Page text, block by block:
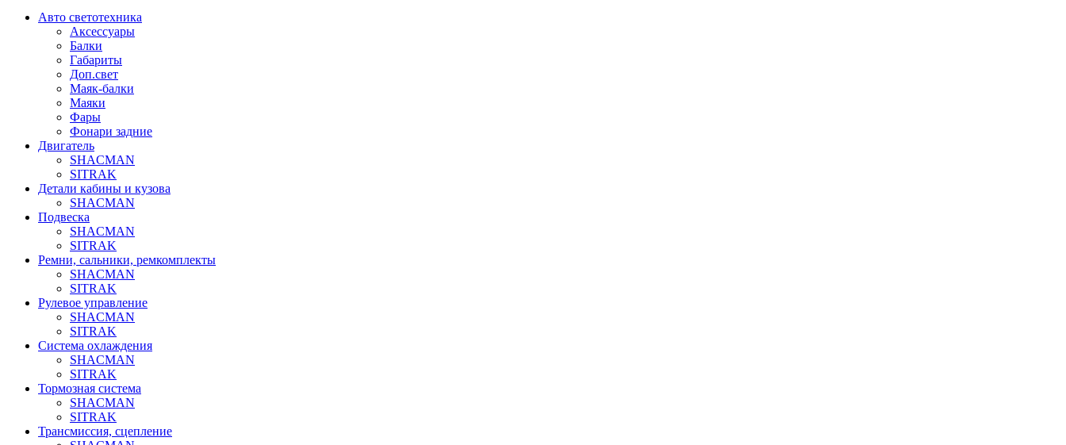
Авто светотехника
Аксессуары
Балки
Габариты
Доп.свет
Маяк-балки
Маяки
Фары
Фонари задние
Двигатель
SHACMAN
SITRAK
Детали кабины и кузова
SHACMAN
Подвеска
SHACMAN
SITRAK
Ремни, сальники, ремкомплекты
SHACMAN
SITRAK
Рулевое управление
SHACMAN
SITRAK
Система охлаждения
SHACMAN
SITRAK
Тормозная система
SHACMAN
SITRAK
Трансмиссия, сцепление